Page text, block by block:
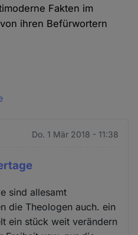
Fakten im
ihren Befürwortern
Do. 1 Mär 2018 - 11:38
sind allesamt
die Theologen auch. ein
ein stück weit verändern